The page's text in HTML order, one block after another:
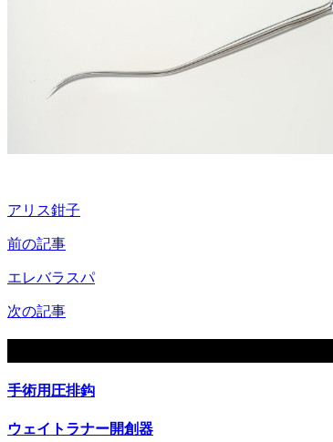
アリス鉗子
前の記事
エレバラスパ
次の記事
手術用圧排鈎
ウェイトラナー開創器